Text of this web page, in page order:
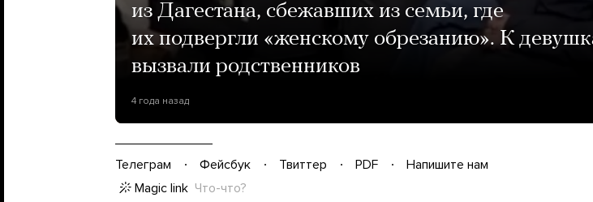
из Дагестана, сбежавших из семьи, где
их подвергли «женскому обрезанию». К
вызвали родственников
4 года назад
Телеграм Фейсбук Твиттер PDF
Напишите нам
Magic link Что-что?